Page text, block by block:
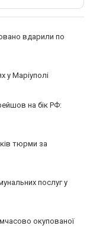
вдарили по
у Маріуполі
на бік РФ:
тюрми за
послуг у
окупованої